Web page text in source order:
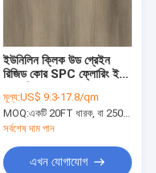
ইউনিলিন ক্লিক উড গ্রেইন
রিজিড কোর SPC ফ্লোরিং ইকো
W50005B-2
মূল্য:US$ 9.3-17.8/qm
MOQ:একটি 20FT ধারক, বা 2500 বর্গ মিটার;
সর্বশেষ দাম পান
এখন যোগাযোগ